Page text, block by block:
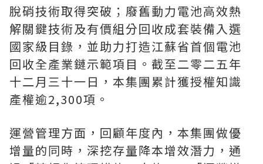
脫硝技術取得突破；廢舊動力電池高效熱
解關鍵技術及有價組分回收成套裝備入選
國家級目錄，並助力打造江蘇省首個電池
回收全產業鏈示範項目。截至二零二五年
十二月三十一日，本集團累計獲授權知識
產權逾2,300項。
運營管理方面，回顧年度內，本集團做優
增量的同時，深挖存量降本增效潛力，通